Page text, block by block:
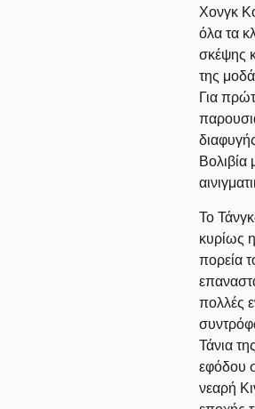
Χονγκ
όλα τα
σκέψης
της
Για
Βολιβία
Το
κυρίως
πορεία
πολλές
Τάνια
εφόδου
νεαρή